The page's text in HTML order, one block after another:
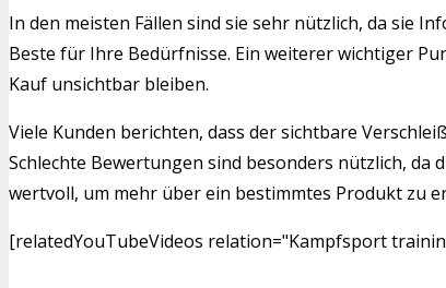
In den meisten Fällen sind sie sehr nützlich, da sie
Beste für Ihre Bedürfnisse. Ein weiterer wichtiger
Kauf unsichtbar bleiben.
Viele Kunden berichten, dass der sichtbare
Schlechte Bewertungen sind besonders nützlich,
wertvoll, um mehr über ein bestimmtes Produkt zu
[relatedYouTubeVideos relation="Kampfsport